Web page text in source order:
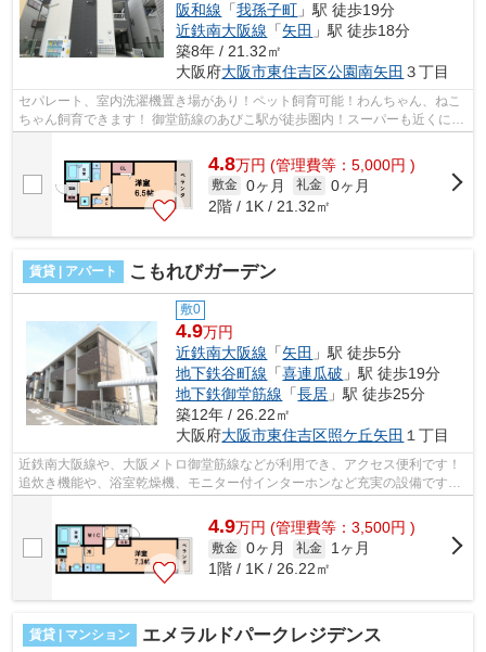
阪和線 「我孫子町 」駅 徒歩19分
近鉄南大阪線 「矢田 」駅 徒歩18分
築8年 / 21.32㎡
大阪府大阪市東住吉区公園南矢田 ３丁目
セパレート、室内洗濯機置き場があり！ペット飼育可能！わんちゃん、ねこ
ちゃん飼育できます！ 御堂筋線のあびこ駅が徒歩圏内！スーパーも近くにあ
4.8万円 (管理費等：5,000円 )
敷金 0ヶ月 礼金 0ヶ月
2階 / 1K / 21.32㎡
賃貸 | アパート こもれびガーデン
敷0
4.9万円
近鉄南大阪線 「矢田 」駅 徒歩5分
地下鉄谷町線 「喜連瓜破 」駅 徒歩19分
地下鉄御堂筋線 「長居 」駅 徒歩25分
築12年 / 26.22㎡
大阪府大阪市東住吉区照ケ丘矢田 １丁目
近鉄南大阪線や、大阪メトロ御堂筋線などが利用でき、アクセス便利です！
追炊き機能や、浴室乾燥機、モニター付インターホンなど充実の設備です！
■□■□■□■□■□■□■□■□■□■□■□■□■□■□■□■...
4.9万円 (管理費等：3,500円 )
敷金 0ヶ月 礼金
1ヶ月
1階 / 1K / 26.22㎡
賃貸 | マンション エメラルドパークレジデンス